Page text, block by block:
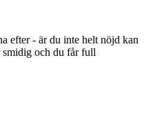
efter - är du inte helt nöjd kan
smidig och du får full